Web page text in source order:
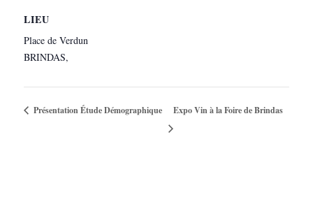
LIEU
Place de Verdun
BRINDAS,
Présentation Étude Démographique Expo Vin à la Foire de Brindas